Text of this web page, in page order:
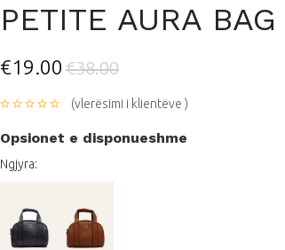
PETITE AURA BAG
€19.00 €38.00
(vlerësimi i klientëve )
Opsionet e disponueshme
Ngjyra: